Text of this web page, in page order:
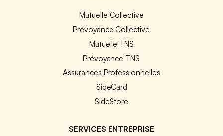
Mutuelle Collective
Prévoyance Collective
Mutuelle TNS
Prévoyance TNS
Assurances Professionnelles
SideCard
SideStore
SERVICES ENTREPRISE